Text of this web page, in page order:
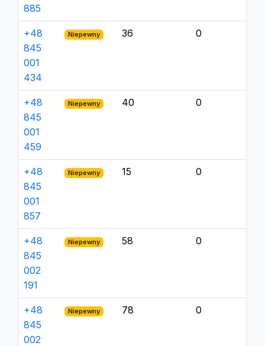
885
+48
845
001
434
Niepewny 36 0
+48
845
001
459
Niepewny 40 0
+48
845
001
857
Niepewny 15 0
+48
845
002
191
Niepewny 58 0
+48
845
002
Niepewny 78 0